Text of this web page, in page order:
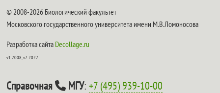
© 2008-2026 Биологический факультет
Московского государственного университета имени М.В.Ломоносова
Разработка сайта Decollage.ru
v1.2008, v2.2022
Справочная МГУ:+7 (495) 939-10-00